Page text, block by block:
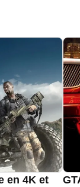
en 4K et